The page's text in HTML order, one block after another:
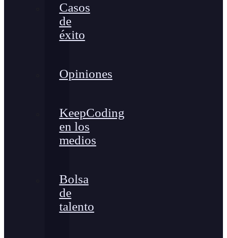
Casos
de
éxito
Opiniones
KeepCoding
en los
medios
Bolsa
de
talento